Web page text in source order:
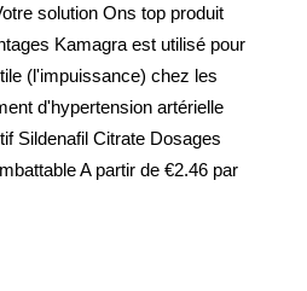
solution Ons top produit
Kamagra est utilisé pour
(l'impuissance) chez les
d'hypertension artérielle
Sildenafil Citrate Dosages
A partir de €2.46 par